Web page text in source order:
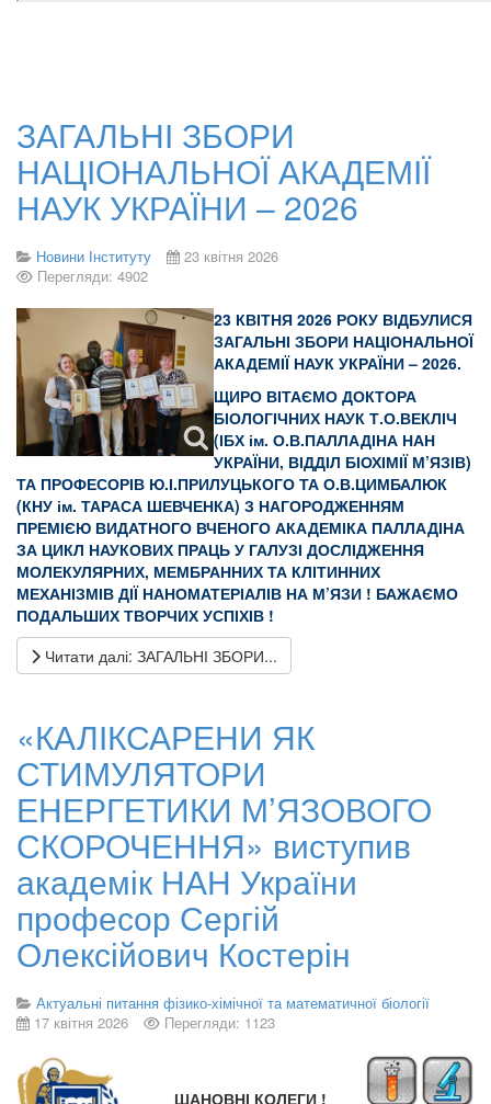
ЗАГАЛЬНІ ЗБОРИ
НАЦІОНАЛЬНОЇ АКАДЕМІЇ
НАУК УКРАЇНИ – 2026
Новини Інституту
23 квітня 2026
Перегляди: 4902
23 КВІТНЯ 2026 РОКУ ВІДБУЛИСЯ
ЗАГАЛЬНІ ЗБОРИ НАЦІОНАЛЬНОЇ
АКАДЕМІЇ НАУК УКРАЇНИ – 2026.
ЩИРО ВІТАЄМО ДОКТОРА
БІОЛОГІЧНИХ НАУК Т.О.ВЕКЛІЧ
(ІБХ ім. О.В.ПАЛЛАДІНА НАН
УКРАЇНИ, ВІДДІЛ БІОХІМІЇ М’ЯЗІВ)
ТА ПРОФЕСОРІВ Ю.І.ПРИЛУЦЬКОГО ТА О.В.ЦИМБАЛЮК
(КНУ ім. ТАРАСА ШЕВЧЕНКА) З НАГОРОДЖЕННЯМ
ПРЕМІЄЮ ВИДАТНОГО ВЧЕНОГО АКАДЕМІКА ПАЛЛАДІНА
ЗА ЦИКЛ НАУКОВИХ ПРАЦЬ У ГАЛУЗІ ДОСЛІДЖЕННЯ
МОЛЕКУЛЯРНИХ, МЕМБРАННИХ ТА КЛІТИННИХ
МЕХАНІЗМІВ ДІЇ НАНОМАТЕРІАЛІВ НА М’ЯЗИ ! БАЖАЄМО
ПОДАЛЬШИХ ТВОРЧИХ УСПІХІВ !
Читати далі: ЗАГАЛЬНІ ЗБОРИ...
«КАЛІКСАРЕНИ ЯК
СТИМУЛЯТОРИ
ЕНЕРГЕТИКИ М’ЯЗОВОГО
СКОРОЧЕННЯ» виступив
академік НАН України
професор Сергій
Олексійович Костерін
Актуальні питання фізико-хімічної та математичної біології
17 квітня 2026
Перегляди: 1123
ШАНОВНІ КОЛЕГИ !